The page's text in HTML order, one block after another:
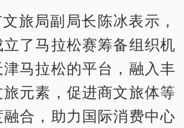
旅局副局长陈冰表示，
了马拉松赛筹备组织机
马拉松的平台，融入丰
元素，促进商文旅体等
合，助力国际消费中心